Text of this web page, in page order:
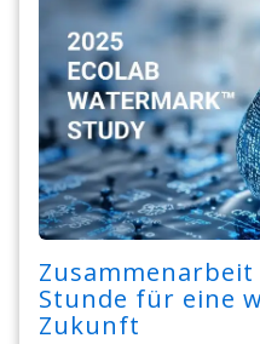
Stunde für eine
Zukunft